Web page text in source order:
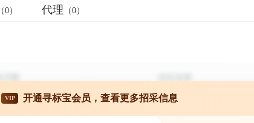
（0） 代理 （0）
VIP 开通寻标宝会员，查看更多招采信息